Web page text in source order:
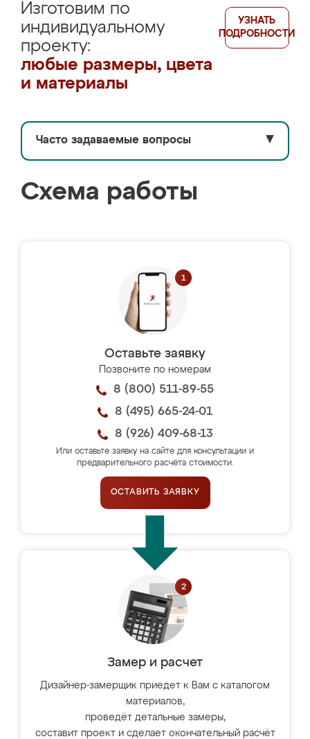
Изготовим по
индивидуальному
проекту:
любые размеры, цвета
и материалы
УЗНАТЬ
ПОДРОБНОСТИ
Часто задаваемые вопросы ▼
Схема работы
Оставьте заявку
Позвоните по номерам
8 (800) 511-89-55
8 (495) 665-24-01
8 (926) 409-68-13
Или оставьте заявку на сайте для консультации и
предварительного расчёта стоимости.
ОСТАВИТЬ ЗАЯВКУ
Замер и расчет
Дизайнер-замерщик приедет к Вам с каталогом
материалов,
проведёт детальные замеры,
составит проект и сделает окончательный расчёт